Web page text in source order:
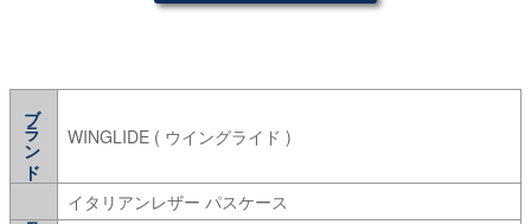
ブランド WINGLIDE ( ウイングライド )
イタリアンレザー パスケース